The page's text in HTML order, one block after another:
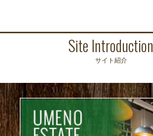
Site Introduction
サイト紹介